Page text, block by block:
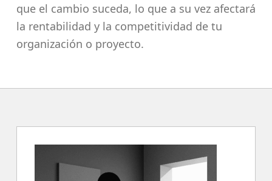
que el cambio suceda, lo que a su vez afectará
la rentabilidad y la competitividad de tu
organización o proyecto.